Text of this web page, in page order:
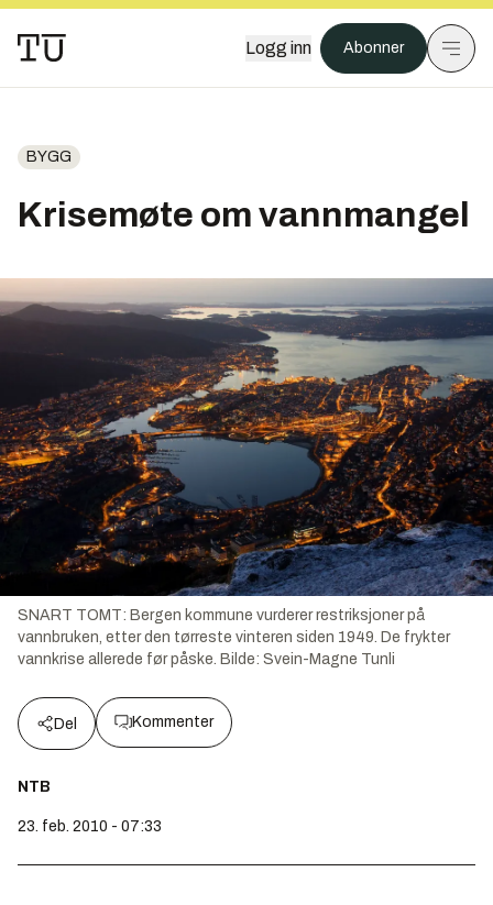
Logg inn Abonner
BYGG
Krisemøte om vannmangel
SNART TOMT: Bergen kommune vurderer restriksjoner på
vannbruken, etter den tørreste vinteren siden 1949. De frykter
vannkrise allerede før påske. Bilde: Svein-Magne Tunli
Del Kommenter
NTB
23. feb. 2010 - 07:33